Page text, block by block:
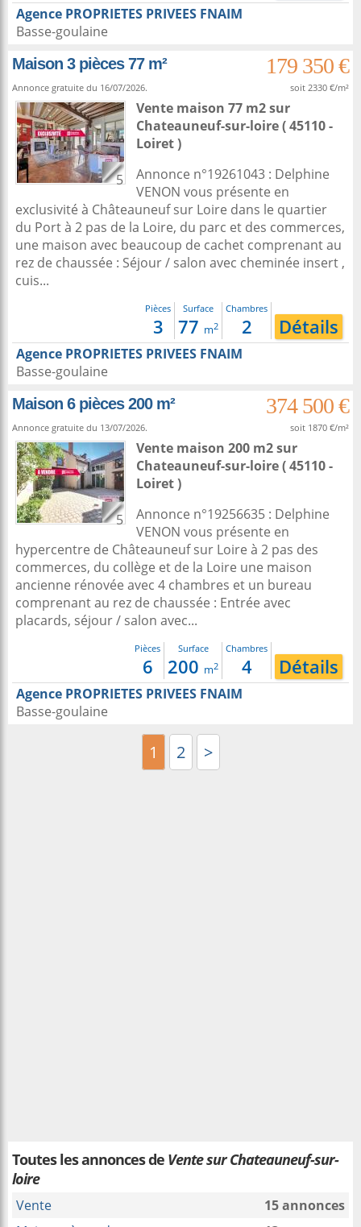
Agence PROPRIETES PRIVEES FNAIM
Basse-goulaine
Maison 3 pièces 77 m²
179 350 €
Annonce gratuite du 16/07/2026. soit 2330 €/m²
5
Vente maison 77 m2sur
Chateauneuf-sur-loire( 45110 -
Loiret )
Annonce n°19261043 : Delphine
VENON vous présente en
exclusivité à Châteauneuf sur Loire dans le quartier
du Port à 2 pas de la Loire, du parc et des commerces,
une maison avec beaucoup de cachet comprenant au
rez de chaussée : Séjour / salon avec cheminée insert ,
cuis...
Pièces
3
Surface
77 m2
Chambres
2 Détails
Agence PROPRIETES PRIVEES FNAIM
Basse-goulaine
Maison 6 pièces 200 m²
374 500 €
Annonce gratuite du 13/07/2026. soit 1870 €/m²
5
Vente maison 200 m2sur
Chateauneuf-sur-loire( 45110 -
Loiret )
Annonce n°19256635 : Delphine
VENON vous présente en
hypercentre de Châteauneuf sur Loire à 2 pas des
commerces, du collège et de la Loire une maison
ancienne rénovée avec 4 chambres et un bureau
comprenant au rez de chaussée : Entrée avec
placards, séjour / salon avec...
Pièces
6
Surface
200 m2
Chambres
4 Détails
Agence PROPRIETES PRIVEES FNAIM
Basse-goulaine
1 2 >
Toutes les annonces de Vente sur Chateauneuf-sur-
loire
Vente
15 annonces